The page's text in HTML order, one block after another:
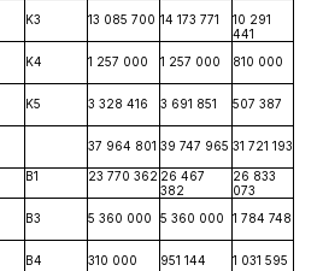
K3 13 085 700 14 173 771
10 291
441
K4 1 257 000 1 257 000 810 000
K5 3 328 416 3 691 851 507 387
37 964 801 39 747 965 31 721 193
B1 23 770 362 26 467
382
26 833
073
B3 5 360 000 5 360 000 1 784 748
B4 310 000 951 144 1 031 595